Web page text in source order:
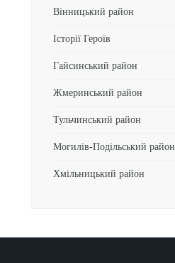
Вінницький район
Історії Героїв
Гайсинський район
Жмеринський район
Тульчинський район
Могилів-Подільський район
Хмільницький район